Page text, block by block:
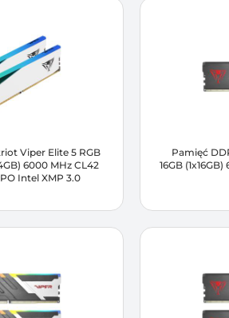
Viper Elite 5 RGB
6000 MHz CL42
Intel XMP 3.0
Pamięć
16GB